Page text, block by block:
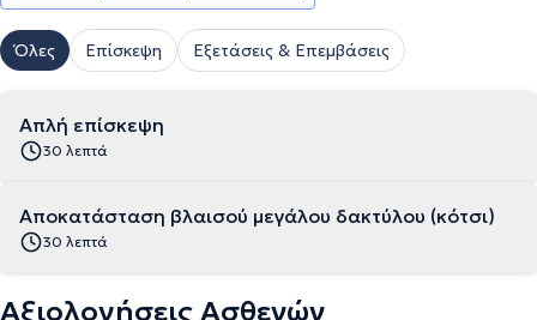
Όλες Επίσκεψη Εξετάσεις & Επεμβάσεις
Απλή επίσκεψη
30 λεπτά
Αποκατάσταση βλαισού μεγάλου δακτύλου (κότσι)
30 λεπτά
Αξιολογήσεις Ασθενών